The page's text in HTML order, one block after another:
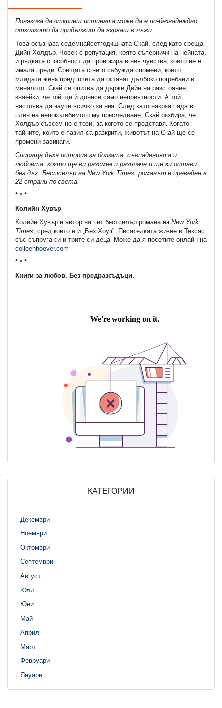
Понякога да откриеш истината може да е по-безнадеждно,
отколкото да продължиш да вярваш в лъжи...
Това осъзнава седемнайсетгодишната Скай, след като среща
Дийн Холдър. Човек с репутация, която съперничи на нейната,
и рядката способност да провокира в нея чувства, които не е
имала преди. Срещата с него събужда спомени, които
младата жена предпочита да останат дълбоко погребани в
миналото. Скай се опитва да държи Дийн на разстояние,
знаейки, че той ще й донесе само неприятности. А той
настоява да научи всичко за нея. След като накрая пада в
плен на непоколебимото му преследване, Скай разбира, че
Холдър съвсем не е този, за когото се представя. Когато
тайните, които е пазил са разкрити, животът на Скай ще се
промени завинаги.
Спираща дъха история за болката, съвпаденията и
любовта, която ще ви разсмее и разплаче и ще ви остави
без дъх. Бестселър на New York Times, романът е преведен в
22 страни по света.
* * *
Колийн Хувър
Колийн Хувър е автор на пет бестселър романа на New York
Times , сред които е и „Без Хоуп”. Писателката живее в Тексас
със съпруга си и трите си деца. Може да я посетите онлайн на
colleenhoover.com
* * *
Книги за любов. Без предразсъдъци.
КАТЕГОРИИ
Декември
Ноември
Октомври
Септември
Август
Юли
Юни
Май
Април
Март
Февруари
Януари